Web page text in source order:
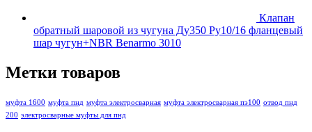
Клапан
обратный шаровой из чугуна Ду350 Ру10/16 фланцевый
шар чугун+NBR Benarmo 3010
Метки товаров
муфта 1600 муфта пнд муфта электросварная муфта электросварная пэ100 отвод пнд
200 электросварные муфты для пнд